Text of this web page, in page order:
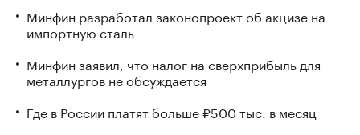
Минфин разработал законопроект об акцизе на
импортную сталь
Минфин заявил, что налог на сверхприбыль для
металлургов не обсуждается
Где в России платят больше ₽500 тыс. в месяц